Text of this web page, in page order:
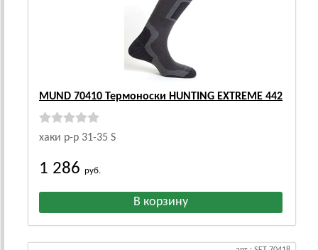
MUND 70410 Термоноски HUNTING EXTREME 442
хаки р-р 31-35 S
1 286 руб.